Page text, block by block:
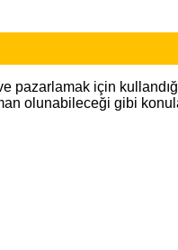
için
olunabileceği gibi